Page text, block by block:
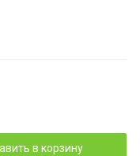
в корзину